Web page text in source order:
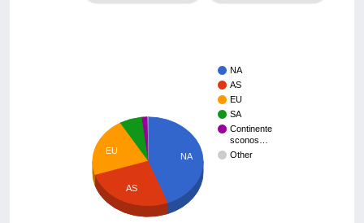
NA
AS
EU
SA
Continente
sconos…
Other
NA
EU
AS